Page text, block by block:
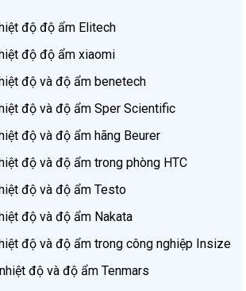
độ độ ẩm Elitech​
độ độ ẩm xiaomi
độ và độ ẩm benetech
độ và độ ẩm Sper Scientific
độ và độ ẩm hãng Beurer
độ và độ ẩm trong phòng HTC
độ và độ ẩm Testo
độ và độ ẩm Nakata
độ và độ ẩm trong công nghiệp Insize
độ và độ ẩm Tenmars